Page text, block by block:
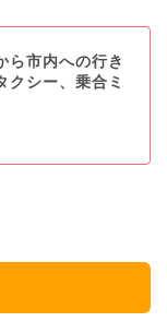
ら市内への行き
クシー、乗合ミ